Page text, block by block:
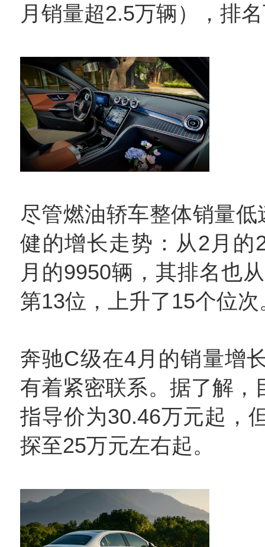
月销量超2.5万辆），排
尽管燃油轿车整体销量
健的增长走势：从2月的
月的9950辆，其排名也
第13位，上升了15个位次
奔驰C级在4月的销量增
有着紧密联系。据了解
指导价为30.46万元起，
探至‌25万元左右起‌。